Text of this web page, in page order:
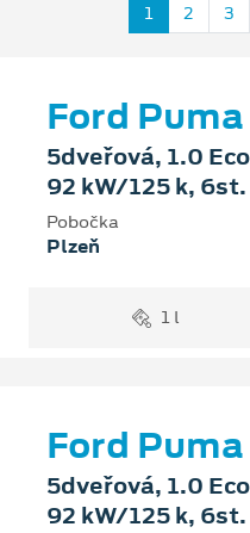
1 2 3
Ford
5dveřová, 1.0
92 kW/125 k,
Pobočka
Plzeň
1 l
Ford
5dveřová, 1.0
92 kW/125 k,